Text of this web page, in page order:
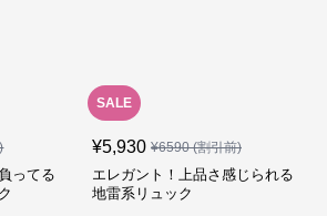
ってる
SALE
¥5,930 ¥6590(割引前)
エレガント！上品さ感じられる
地雷系リュック